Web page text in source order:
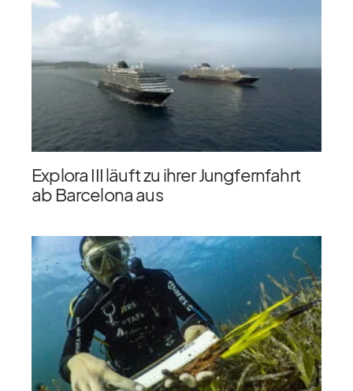
Explora III läuft zu ihrer Jungfernfahrt
ab Barcelona aus